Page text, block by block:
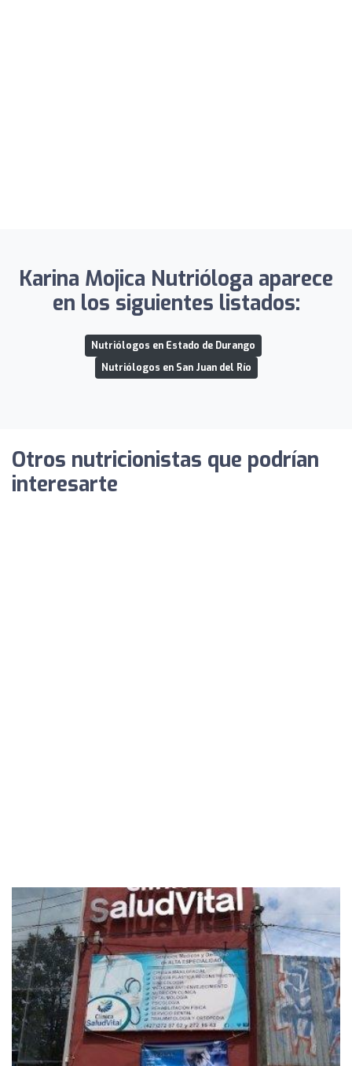
Karina Mojica Nutrióloga aparece
en los siguientes listados:
Nutriólogos en Estado de Durango
Nutriólogos en San Juan del Río
Otros nutricionistas que podrían
interesarte